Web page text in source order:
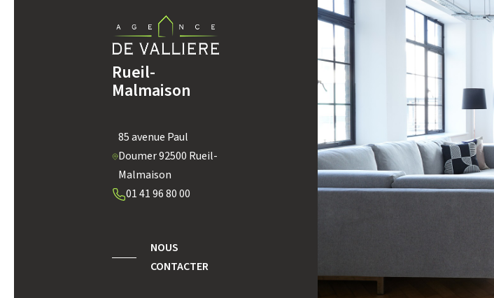
TAXE FONCIÈRE PART DES MÉNAGES SANS VOITURE
SUPERFICIE : RÉSULTATS DES LYCÉES
Rueil-
Malmaison
85 avenue Paul
Doumer 92500 Rueil-
Malmaison
01 41 96 80 00
NOUS
CONTACTER